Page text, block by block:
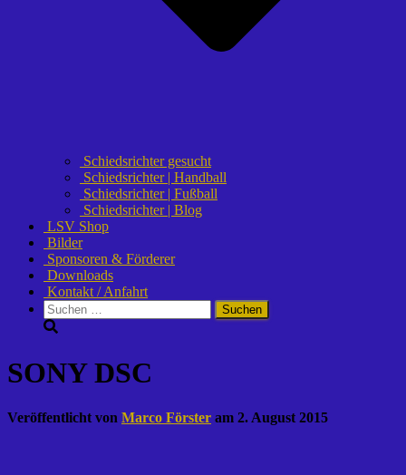
Schiedsrichter gesucht
Schiedsrichter | Handball
Schiedsrichter | Fußball
Schiedsrichter | Blog
LSV Shop
Bilder
Sponsoren & Förderer
Downloads
Kontakt / Anfahrt
Suchen
nach:
SONY DSC
Veröffentlicht von Marco Förster am 2. August 2015